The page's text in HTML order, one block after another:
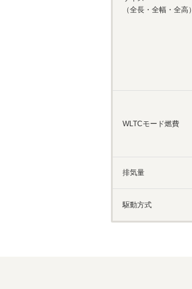
（全長・全幅・全高）
WLTCモード燃費
排気量
駆動方式